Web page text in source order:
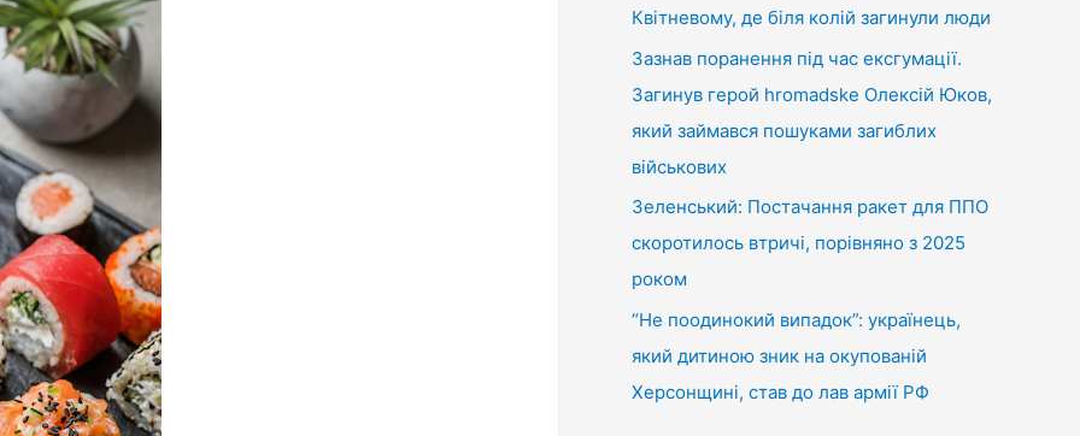
Квітневому, де біля колій загинули люди
Зазнав поранення під час ексгумації.
Загинув герой hromadske Олексій Юков,
який займався пошуками загиблих
військових
Зеленський: Постачання ракет для ППО
скоротилось втричі, порівняно з 2025
роком
“Не поодинокий випадок”: українець,
який дитиною зник на окупованій
Херсонщині, став до лав армії РФ